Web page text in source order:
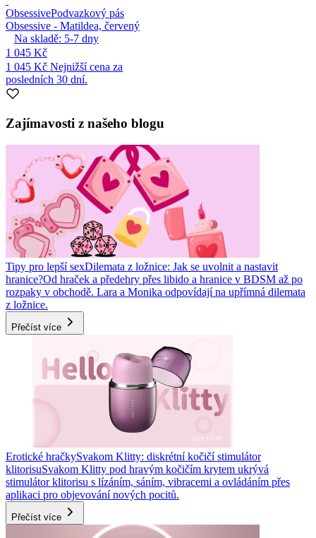
ObsessivePodvazkový pás
Obsessive - Matildea, červený
Na skladě: 5-7 dny
1 045 Kč
1 045 Kč Nejnižší cena za
posledních 30 dní.
Zajímavosti z našeho blogu
Tipy pro lepší sexDilemata z ložnice: Jak se uvolnit a nastavit
hranice?Od hraček a předehry přes libido a hranice v BDSM až po
rozpaky v obchodě. Lara a Monika odpovídají na upřímná dilemata
z ložnice.
Přečíst více
Erotické hračkySvakom Klitty: diskrétní kočičí stimulátor
klitorisuSvakom Klitty pod hravým kočičím krytem ukrývá
stimulátor klitorisu s lízáním, sáním, vibracemi a ovládáním přes
aplikaci pro objevování nových pocitů.
Přečíst více